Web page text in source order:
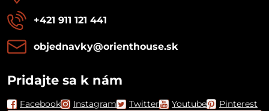
+421 911 121 441
objednavky​@orienthouse​.sk
Pridajte sa k nám
Facebook Instagram Twitter Youtube Pinterest